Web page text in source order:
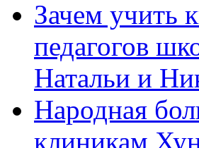
Зачем учить
педагогов
Натальи и
Народная
клиникам